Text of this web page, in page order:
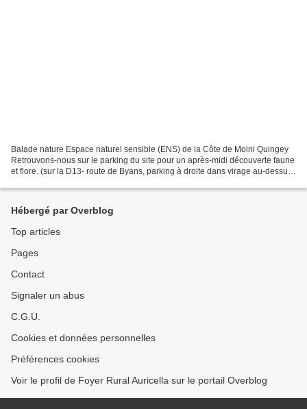
Balade nature Espace naturel sensible (ENS) de la Côte de Moini Quingey
Retrouvons-nous sur le parking du site pour un après-midi découverte faune
et flore. (sur la D13- route de Byans, parking à droite dans virage au-dessus
Hébergé par Overblog
Top articles
Pages
Contact
Signaler un abus
C.G.U.
Cookies et données personnelles
Préférences cookies
Voir le profil de Foyer Rural Auricella sur le portail Overblog